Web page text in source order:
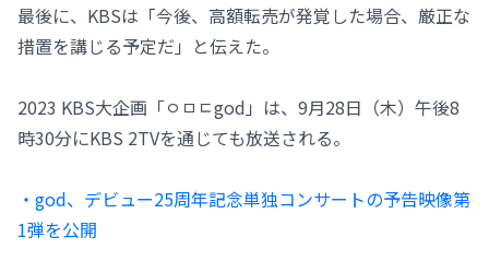
最後に、KBSは「今後、高額転売が発覚した場合、厳正な
措置を講じる予定だ」と伝えた。
2023 KBS大企画「ㅇㅁㄷgod」は、9月28日（木）午後8
時30分にKBS 2TVを通じても放送される。
・god、デビュー25周年記念単独コンサートの予告映像第
1弾を公開